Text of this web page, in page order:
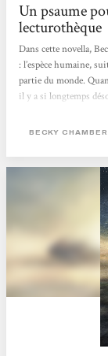
Un psaume
lecturothèque
Dans cette novella,
: l’espèce humaine,
partie du monde.
il y a si longtemps
vivent sans ce genre
suivons. Dex est
BECKY